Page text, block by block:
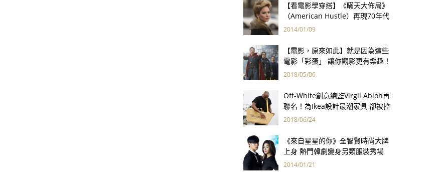
【看電影學穿搭】《瞞天大佈局》
（American Hustle）再現70年代
炫目華服
2014/01/09
【電影，原來如此】就是因為這些
電影「彩蛋」 讓你觀影更有樂趣！
2018/05/06
Off-White創意總監Virgil Abloh再
聯名！為Ikea設計最潮家具 卻被控
抄襲？
2018/06/24
《來自星星的你》全智賢時尚大牌
上身 熱門韓劇變身另類服裝秀場
2014/01/21